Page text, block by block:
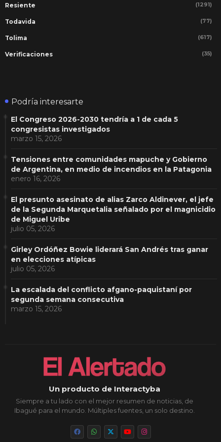
Resiente (1291)
Todavida (77)
Tolima (617)
Verificaciones (35)
Podría interesarte
El Congreso 2026-2030 tendría a 1 de cada 5
congresistas investigados
marzo 15, 2026
Tensiones entre comunidades mapuche y Gobierno
de Argentina, en medio de incendios en la Patagonia
enero 16, 2026
El presunto asesinato de alias Zarco Aldinever, el jefe
de la Segunda Marquetalia señalado por el magnicidio
de Miguel Uribe
julio 05, 2026
Girley Ordóñez Bowie liderará San Andrés tras ganar
en elecciones atípicas
julio 05, 2026
La escalada del conflicto afgano-paquistaní por
segunda semana consecutiva
marzo 15, 2026
Un producto de Interactyba
Siempre a tu lado con el mejor resumen de noticias, de
Ibagué para el mundo. Múltiples fuentes, un solo destino.